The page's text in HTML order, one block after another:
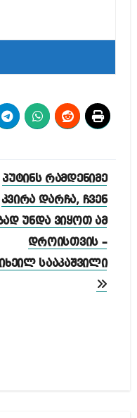
პუტინს რამდენიმე
კვირა დარჩა, ჩვენ
უნდა ვიყოთ ამ
დროისთვის –
სააკაშვილი